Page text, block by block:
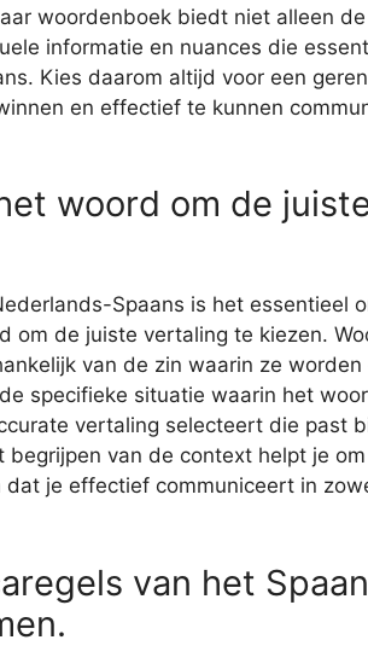
woordenboek biedt niet alleen
informatie en nuances die
Kies daarom altijd voor een
en effectief te kunnen
woord om de
Spaans is het essentieel
om de juiste vertaling te kiezen.
van de zin waarin ze
specifieke situatie waarin het
vertaling selecteert die past
van de context helpt je
je effectief communiceert in
van het